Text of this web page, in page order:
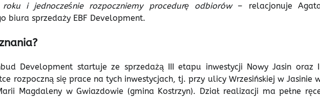
i jednocześnie rozpoczniemy procedurę odbiorów– relacjonuje
biura sprzedaży EBF Development.
Development startuje ze sprzedażą III etapu inwestycji Nowy Jasin oraz II
rozpoczną się prace na tych inwestycjach, tj. przy ulicy Wrzesińskiej w Jasinie
Magdaleny w Gwiazdowie (gmina Kostrzyn). Dział realizacji ma pełne